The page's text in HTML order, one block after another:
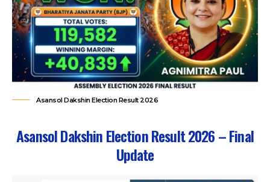
Asansol Dakshin Election Result 2026
Asansol Dakshin Election Result 2026 – Final
Update